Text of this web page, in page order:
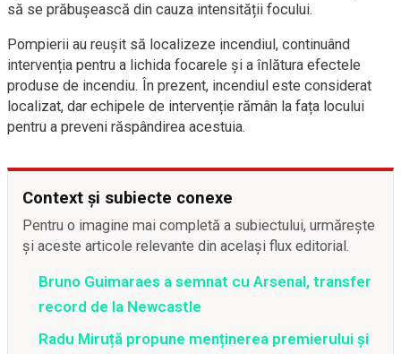
să se prăbușească din cauza intensității focului.
Pompierii au reușit să localizeze incendiul, continuând
intervenția pentru a lichida focarele și a înlătura efectele
produse de incendiu. În prezent, incendiul este considerat
localizat, dar echipele de intervenție rămân la fața locului
pentru a preveni răspândirea acestuia.
Context și subiecte conexe
Pentru o imagine mai completă a subiectului, urmărește
și aceste articole relevante din același flux editorial.
Bruno Guimaraes a semnat cu Arsenal, transfer
record de la Newcastle
Radu Miruță propune menținerea premierului și